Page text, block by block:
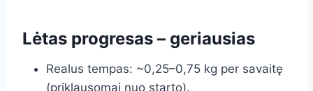
Lėtas progresas – geriausias
Realus tempas: ~0,25–0,75 kg per savaitę
(priklausomai nuo starto).